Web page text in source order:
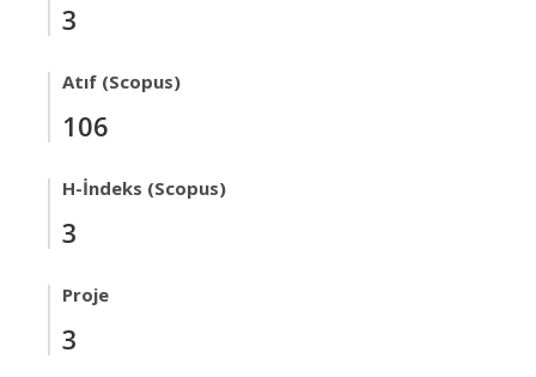
3
Atıf (Scopus)
106
H-İndeks (Scopus)
3
Proje
3